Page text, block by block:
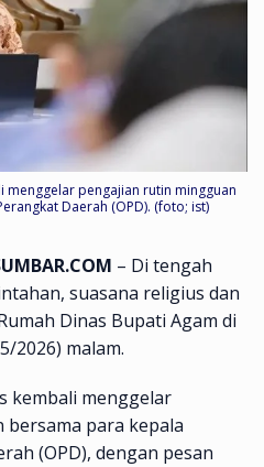
menggelar pengajian rutin mingguan
Daerah (OPD). (foto; ist)
– Di tengah
suasana religius dan
Dinas Bupati Agam di
2026) malam.
kembali menggelar
para kepala
(OPD), dengan pesan